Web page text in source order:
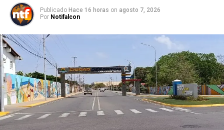
Publicado Hace 16 horas on agosto 7, 2026
Por Notifalcon